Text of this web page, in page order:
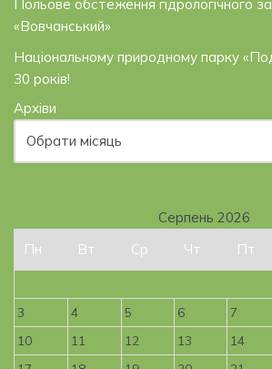
Польове обстеження гідрологічного
«Вовчанський»
Національному природному парку
30 років!
Архіви
Серпень 2026
Пн
Вт Ср Чт Пт
3
4 5 6 7
10
11 12 13 14